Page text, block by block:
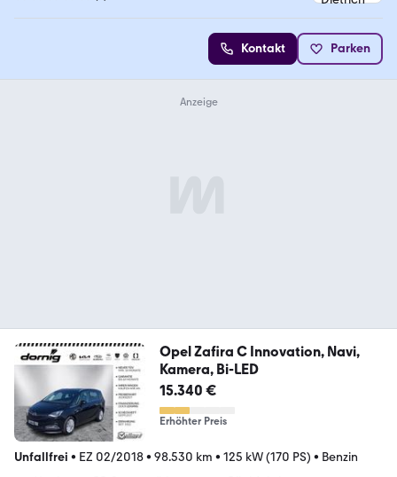
Kontakt Parken
Opel Zafira C Innovation, Navi,
Kamera, Bi-LED
15.340 €
Erhöhter Preis
Unfallfrei • EZ 02/2018• 98.530 km • 125 kW (170 PS) • Benzin